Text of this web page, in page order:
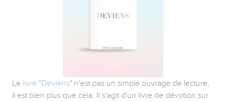
Le livre "Deviens" n'est pas un simple ouvrage de lecture,
il est bien plus que cela. Il s'agit d'un livre de dévotion sur